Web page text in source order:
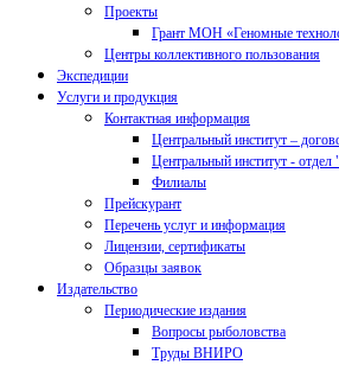
Проекты
Грант МОН «Геномные
Центры коллективного пользования
Экспедиции
Услуги и продукция
Контактная информация
Центральный институт –
Центральный институт -
Филиалы
Прейскурант
Перечень услуг и информация
Лицензии, сертификаты
Образцы заявок
Издательство
Периодические издания
Вопросы рыболовства
Труды ВНИРО